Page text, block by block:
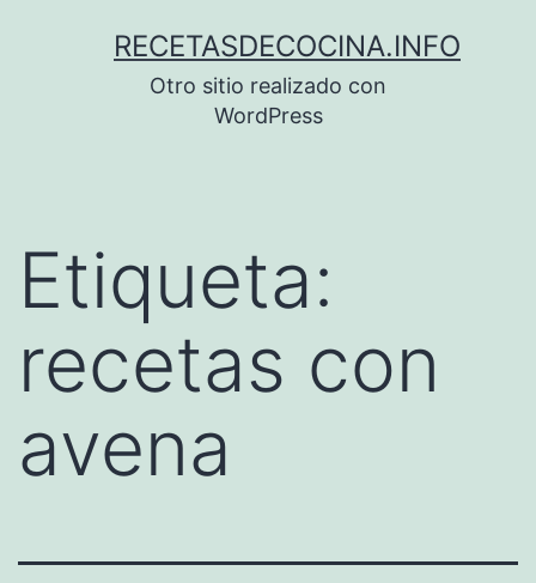
RECETASDECOCINA.INFO
Otro sitio realizado con
WordPress
Etiqueta:
recetas con
avena